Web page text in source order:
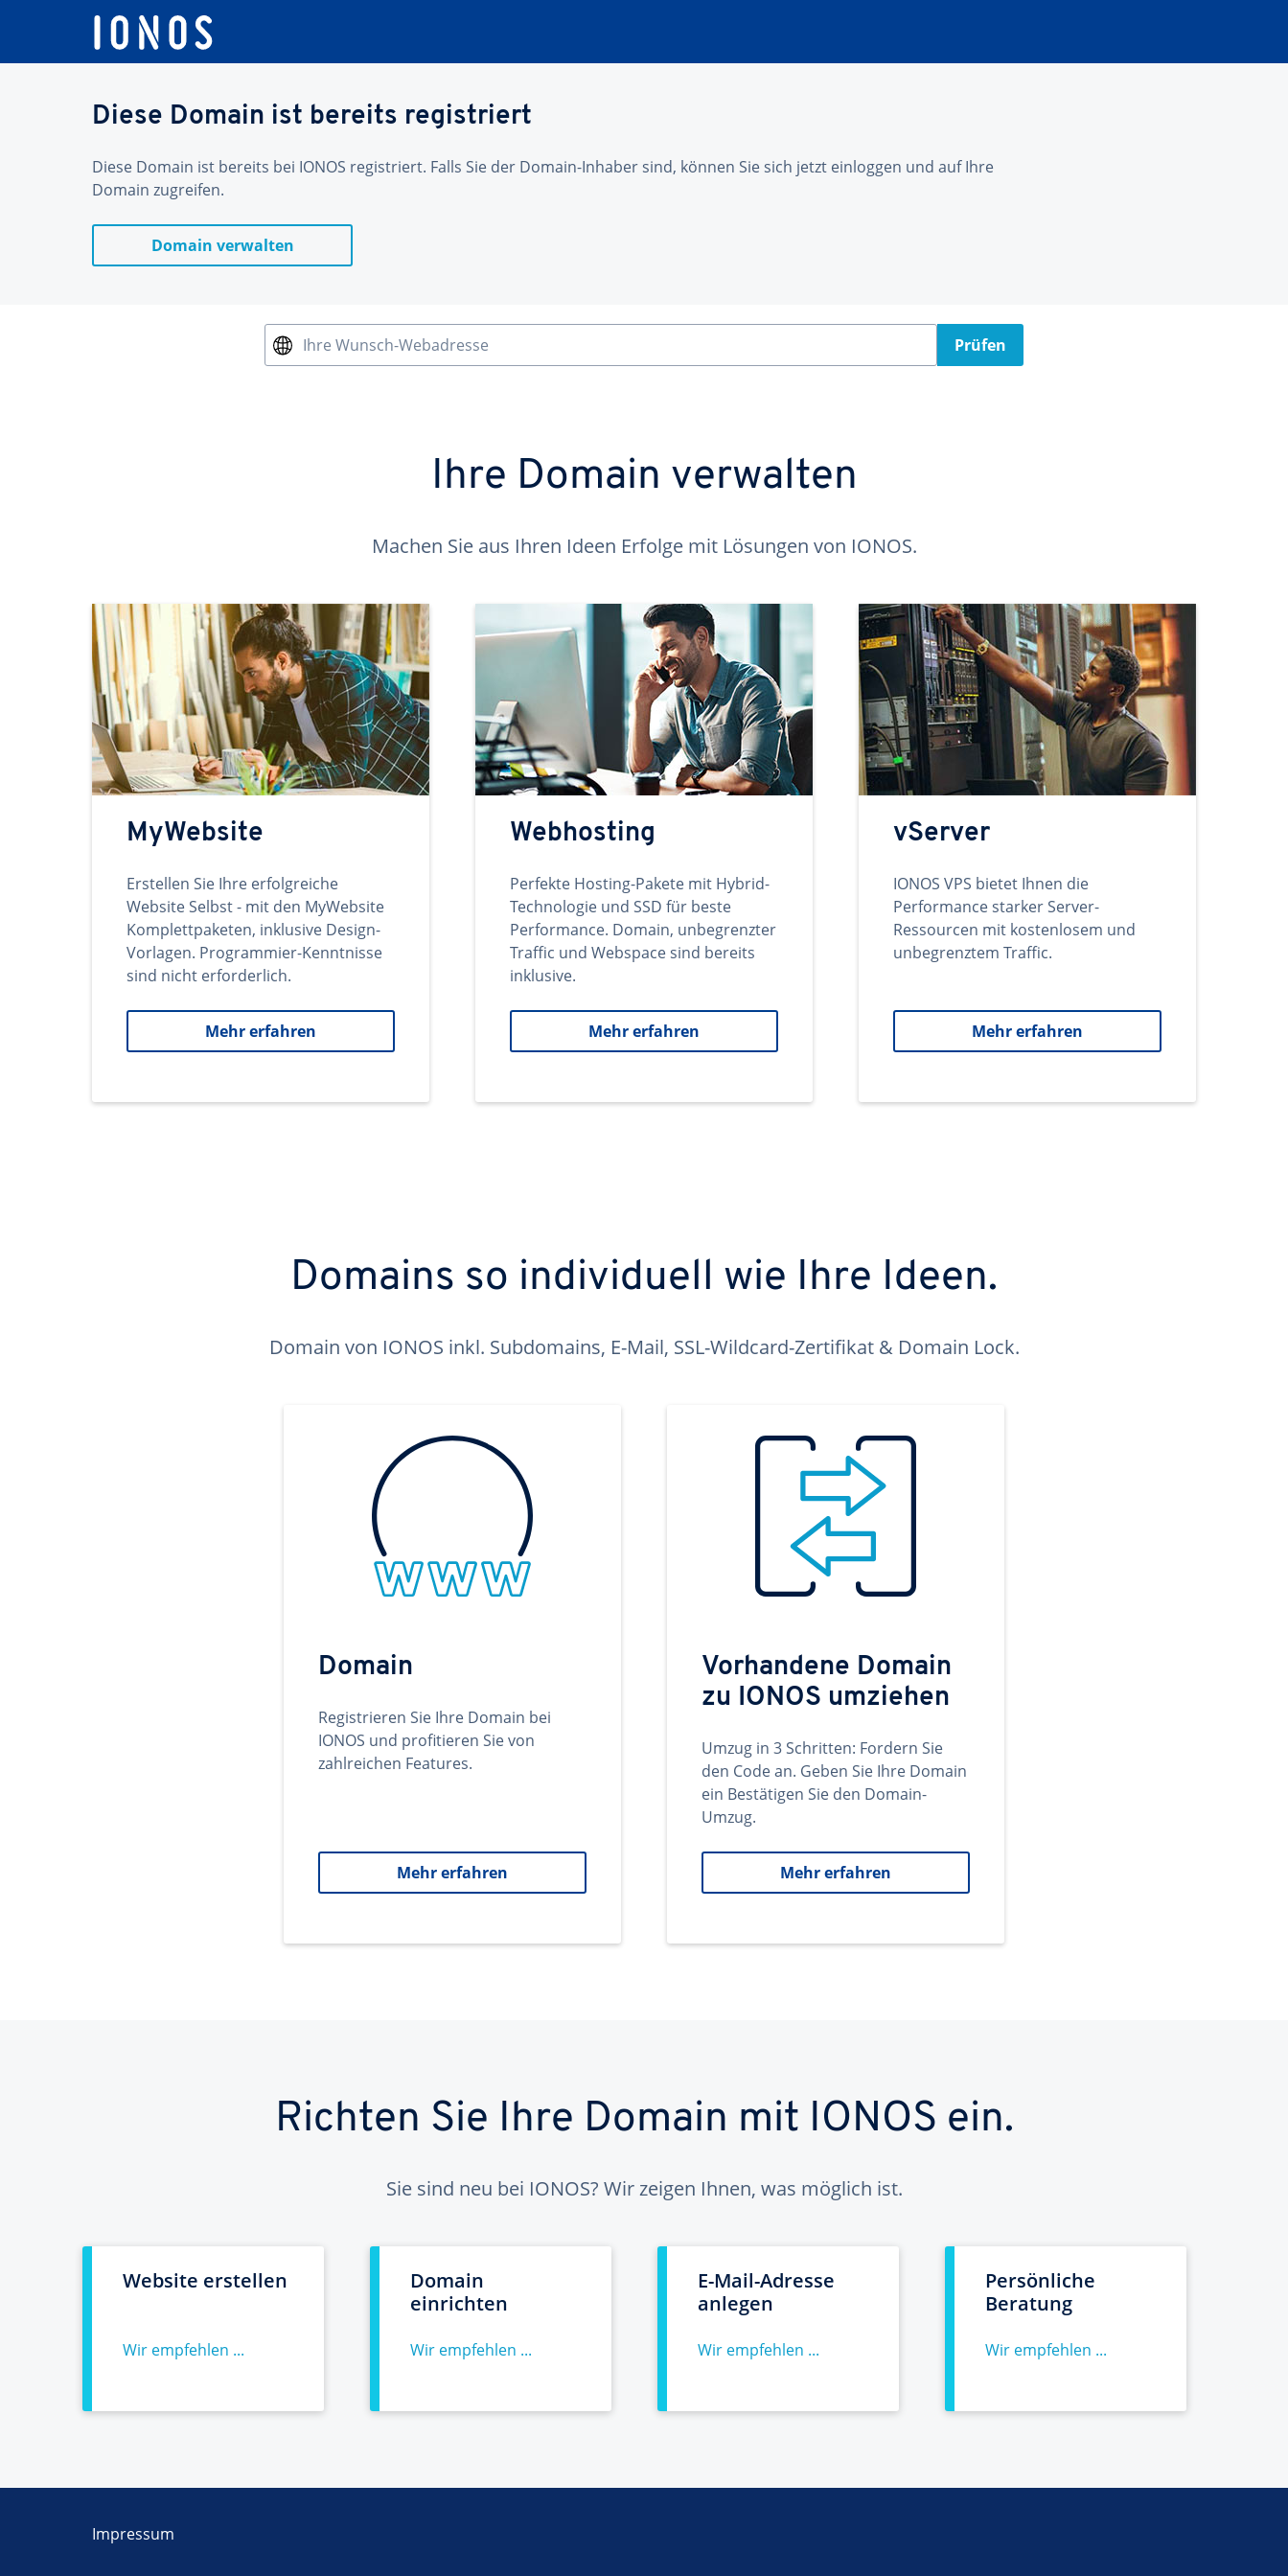
Diese Domain ist bereits registriert
Diese Domain ist bereits bei IONOS registriert. Falls Sie der Domain-Inhaber sind, können Sie sich jetzt einloggen und auf Ihre
Domain zugreifen.
Domain verwalten
Ihre Wunsch-Webadresse Prüfen
Ihre Domain verwalten
Machen Sie aus Ihren Ideen Erfolge mit Lösungen von IONOS.
MyWebsite
Erstellen Sie Ihre erfolgreiche
Website Selbst - mit den MyWebsite
Komplettpaketen, inklusive Design-
Vorlagen. Programmier-Kenntnisse
sind nicht erforderlich.
Mehr erfahren
Webhosting
Perfekte Hosting-Pakete mit Hybrid-
Technologie und SSD für beste
Performance. Domain, unbegrenzter
Traffic und Webspace sind bereits
inklusive.
Mehr erfahren
vServer
IONOS VPS bietet Ihnen die
Performance starker Server-
Ressourcen mit kostenlosem und
unbegrenztem Traffic.
Mehr erfahren
Domains so individuell wie Ihre Ideen.
Domain von IONOS inkl. Subdomains, E-Mail, SSL-Wildcard-Zertifikat & Domain Lock.
Domain
Registrieren Sie Ihre Domain bei
IONOS und profitieren Sie von
zahlreichen Features.
Mehr erfahren
Vorhandene Domain
zu IONOS umziehen
Umzug in 3 Schritten: Fordern Sie
den Code an. Geben Sie Ihre Domain
ein Bestätigen Sie den Domain-
Umzug.
Mehr erfahren
Richten Sie Ihre Domain mit IONOS ein.
Sie sind neu bei IONOS? Wir zeigen Ihnen, was möglich ist.
Website erstellen
Wir empfehlen ...
Domain
einrichten
Wir empfehlen ...
E-Mail-Adresse
anlegen
Wir empfehlen ...
Persönliche
Beratung
Wir empfehlen ...
Impressum